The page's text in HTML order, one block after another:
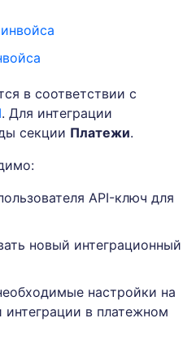
в соответствии с
. Для интеграции
секции Платежи.
API-ключ для
новый интеграционный
настройки на
интеграции в платежном